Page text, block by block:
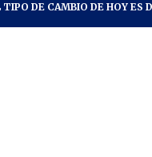
TIPO DE CAMBIO DE HOY ES